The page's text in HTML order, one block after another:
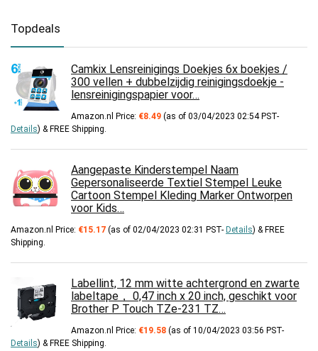
Topdeals
Camkix Lensreinigings Doekjes 6x boekjes /
300 vellen + dubbelzijdig reinigingsdoekje -
lensreinigingspapier voor…
Amazon.nl Price: €8.49 (as of 03/04/2023 02:54 PST-
Details) & FREE Shipping.
Aangepaste Kinderstempel Naam
Gepersonaliseerde Textiel Stempel Leuke
Cartoon Stempel Kleding Marker Ontworpen
voor Kids…
Amazon.nl Price: €15.17 (as of 02/04/2023 02:31 PST- Details) & FREE
Shipping.
Labellint, 12 mm witte achtergrond en zwarte
labeltape， 0,47 inch x 20 inch, geschikt voor
Brother P Touch TZe-231 TZ…
Amazon.nl Price: €19.58 (as of 10/04/2023 03:56 PST-
Details) & FREE Shipping.